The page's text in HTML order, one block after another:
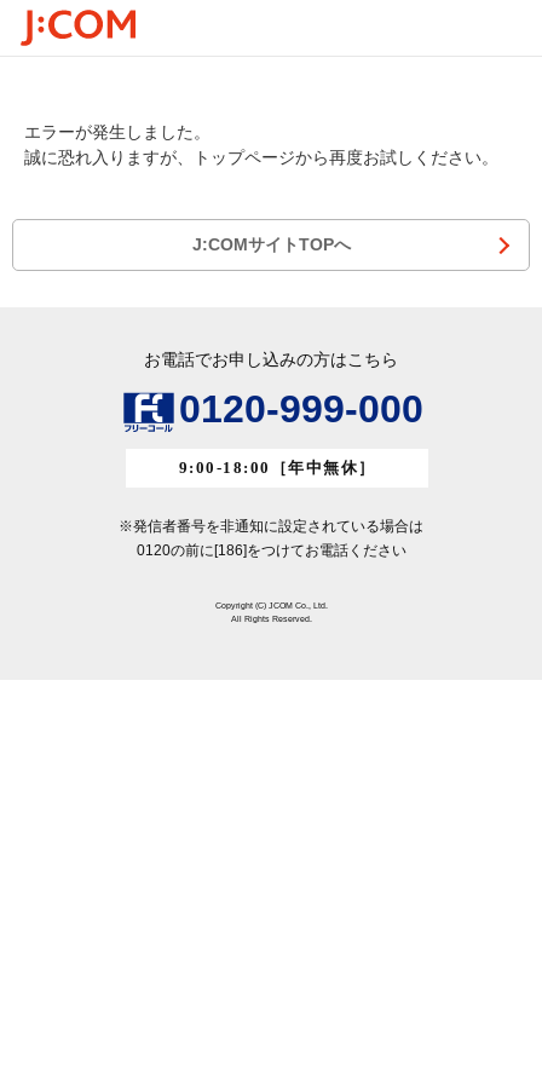
エラーが発生しました。
誠に恐れ入りますが、トップページから再度お試しください。
J:COMサイトTOPへ
お電話でお申し込みの方はこちら
0120-999-000
9:00-18:00 ［年中無休］
※発信者番号を非通知に設定されている場合は
0120の前に[186]をつけてお電話ください
Copyright (C) JCOM Co., Ltd.
All Rights Reserved.